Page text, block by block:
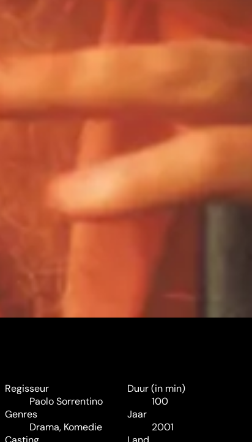
Regisseur
Paolo Sorrentino
Genres
Drama, Komedie
Duur (in min)
100
Jaar
2001